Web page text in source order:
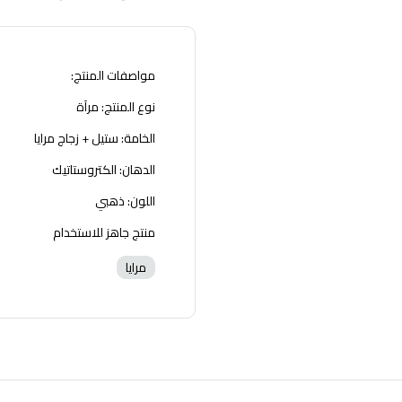
مواصفات المنتج:
نوع المنتج: مرآة
الخامة: ستيل + زجاج مرايا
الدهان: الكتروستاتيك
اللون: ذهبي
منتج جاهز للاستخدام
مرايا